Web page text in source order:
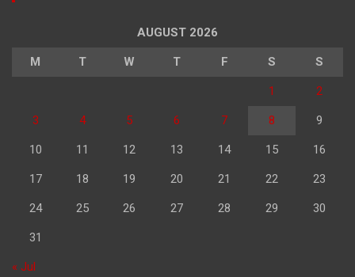
AUGUST 2026
M T W T F S S
1 2
3 4 5 6 7 8 9
10 11 12 13 14 15 16
17 18 19 20 21 22 23
24 25 26 27 28 29 30
31
« Jul